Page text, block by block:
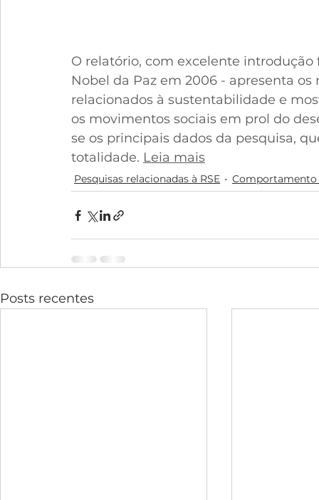
O relatório, com excelente
Nobel da Paz em 2006 - apresenta
relacionados à sustentabilidade e
os movimentos sociais em prol do
se os principais dados da pesquisa,
totalidade. Leia mais
Pesquisas relacionadas à RSE Comportamento
Posts recentes